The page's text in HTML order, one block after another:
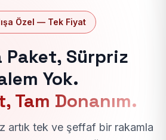
Özel — Tek Fiyat
Paket, Sürpriz
Yok.
Tam Donanım.
artık tek ve şeffaf bir rakamla